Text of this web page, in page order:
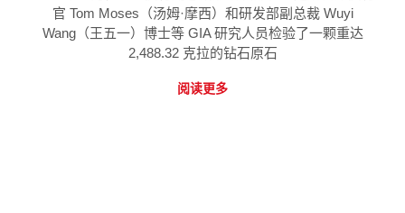
官 Tom Moses（汤姆·摩西）和研发部副总裁 Wuyi
Wang（王五一）博士等 GIA 研究人员检验了一颗重达
2,488.32 克拉的钻石原石
阅读更多